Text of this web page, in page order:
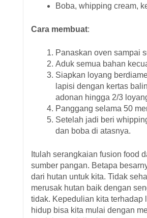
Boba, whipping cream,
Cara membuat:
Panaskan oven sampai
Aduk semua bahan
Siapkan loyang
lapisi dengan kertas
adonan hingga 2/3
Panggang selama 50
Setelah jadi beri
dan boba di atasnya.
Itulah serangkaian fusion food
sumber pangan. Betapa
dari hutan untuk kita. Tidak
merusak hutan baik dengan
tidak. Kepedulian kita terhadap
hidup bisa kita mulai dengan